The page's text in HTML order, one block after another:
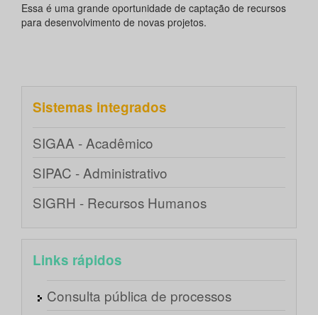
Essa é uma grande oportunidade de captação de recursos
para desenvolvimento de novas projetos.
Sistemas integrados
SIGAA - Acadêmico
SIPAC - Administrativo
SIGRH - Recursos Humanos
Links rápidos
Consulta pública de processos